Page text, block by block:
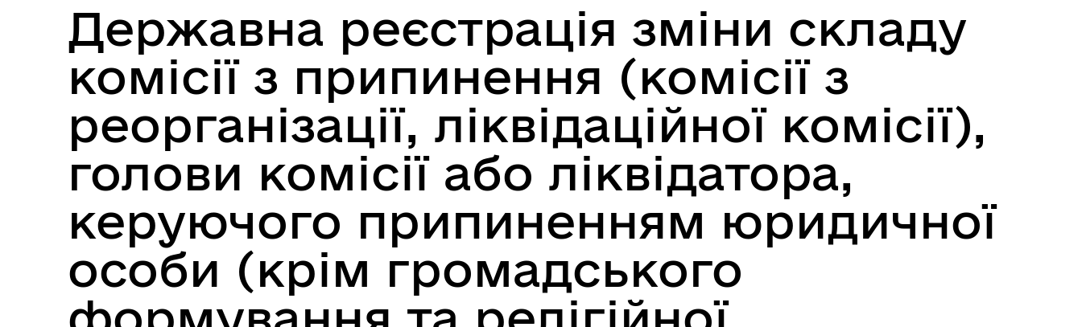
Засідання виконавчого
комітету
Рада безбар’єрності Учасникам бойових дій
Розклад автобусів Одеса-
Роздільна
Державна реєстрація зміни складу
комісії з припинення (комісії з
реорганізації, ліквідаційної комісії),
голови комісії або ліквідатора,
керуючого припиненням юридичної
особи (крім громадського